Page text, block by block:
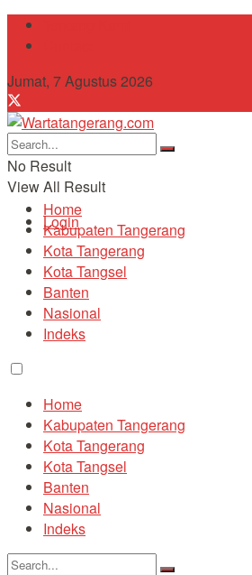
Jumat, 7 Agustus 2026
No Result
View All Result
Login
Home
Kabupaten Tangerang
Kota Tangerang
Kota Tangsel
Banten
Nasional
Indeks
Home
Kabupaten Tangerang
Kota Tangerang
Kota Tangsel
Banten
Nasional
Indeks